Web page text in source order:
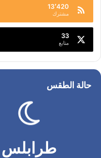
13٬420
مشترك
33
متابع
حالة الطقس
طرابلس